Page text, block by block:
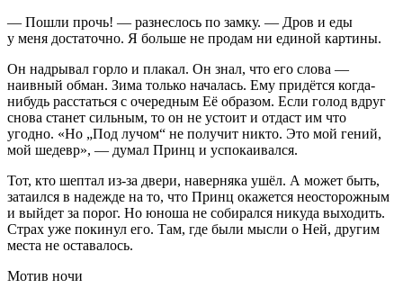
— Пошли прочь! — разнеслось по замку. — Дров и еды
у меня достаточно. Я больше не продам ни единой картины.
Он надрывал горло и плакал. Он знал, что его слова —
наивный обман. Зима только началась. Ему придётся когда-
нибудь расстаться с очередным Её образом. Если голод вдруг
снова станет сильным, то он не устоит и отдаст им что
угодно. «Но „Под лучом“ не получит никто. Это мой гений,
мой шедевр», — думал Принц и успокаивался.
Тот, кто шептал из-за двери, наверняка ушёл. А может быть,
затаился в надежде на то, что Принц окажется неосторожным
и выйдет за порог. Но юноша не собирался никуда выходить.
Страх уже покинул его. Там, где были мысли о Ней, другим
места не оставалось.
Мотив ночи